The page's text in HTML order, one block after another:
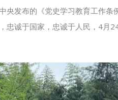
央发布的《党史学习教育工作
忠诚于国家，忠诚于人民，4月